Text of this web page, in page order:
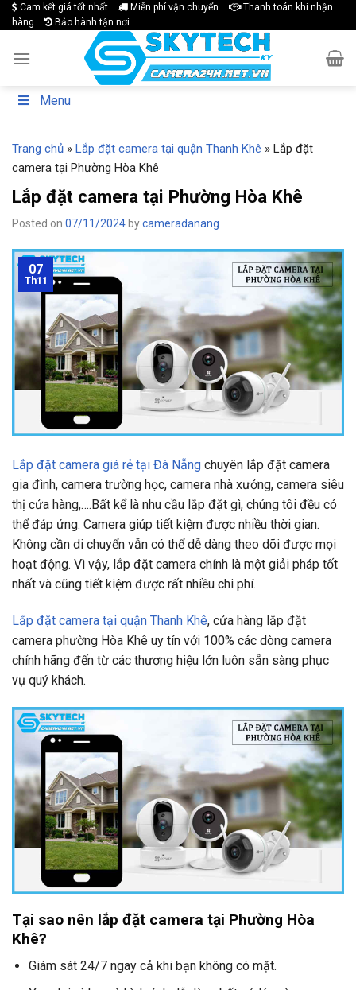
Skip
to
Cam kết giá tốt nhất Miễn phí vận chuyển
Thanh toán khi nhận
hàng
Bảo hành tận nơi
Menu
Trang chủ » Lắp đặt camera tại quận Thanh Khê » Lắp đặt
camera tại Phường Hòa Khê
Lắp đặt camera tại Phường Hòa Khê
Posted on 07/11/2024 bycameradanang
07
Th11
Lắp đặt camera giá rẻ tại Đà Nẵng chuyên lắp đặt camera
gia đình, camera trường học, camera nhà xưởng, camera siêu
thị cửa hàng,….Bất kể là nhu cầu lắp đặt gì, chúng tôi đều có
thể đáp ứng. Camera giúp tiết kiệm được nhiều thời gian.
Không cần di chuyển vẫn có thể dễ dàng theo dõi được mọi
hoạt động. Vì vậy, lắp đặt camera chính là một giải pháp tốt
nhất và cũng tiết kiệm được rất nhiều chi phí.
Lắp đặt camera tại quận Thanh Khê, cửa hàng lắp đặt
camera phường Hòa Khê uy tín với 100% các dòng camera
chính hãng đến từ các thương hiệu lớn luôn sẵn sàng phục
vụ quý khách.
Tại sao nên lắp đặt camera tại Phường Hòa
Khê?
Giám sát 24/7 ngay cả khi bạn không có mặt.